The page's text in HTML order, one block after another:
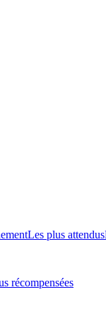
Les plus attendus
récompensées